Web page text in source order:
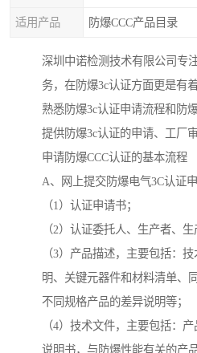
适用产品 防爆CCC产品目录
深圳中诺检测技术有限公司专
务，在防爆3c认证方面更是有
熟悉防爆3c认证申请流程和防
提供防爆3c认证的申请、工厂
申请防爆CCC认证的基本流程
A、网上提交防爆电气3C认证
（1）认证申请书；
（2）认证委托人、生产者、生
（3）产品描述，主要包括：
明、关键元器件和材料清单、
不同规格产品的差异说明等；
（4）技术文件，主要包括：
说明书，与防爆性能有关的产